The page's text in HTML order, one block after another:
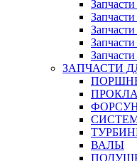
ЗАПЧАСТИ
ВАЛЫ